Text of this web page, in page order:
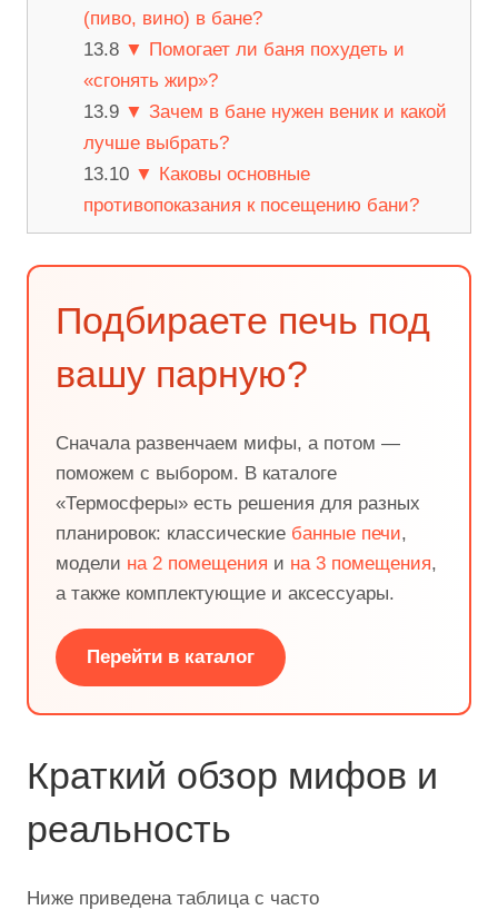
(пиво, вино) в бане?
▼ Помогает ли баня похудеть и
«сгонять жир»?
▼ Зачем в бане нужен веник и какой
лучше выбрать?
▼ Каковы основные
противопоказания к посещению бани?
Подбираете печь под
вашу парную?
Сначала развенчаем мифы, а потом —
поможем с выбором. В каталоге
«Термосферы» есть решения для разных
планировок: классические банные печи,
модели на 2 помещения и на 3 помещения,
а также комплектующие и аксессуары.
Перейти в каталог
Краткий обзор мифов и
реальность
Ниже приведена таблица с часто